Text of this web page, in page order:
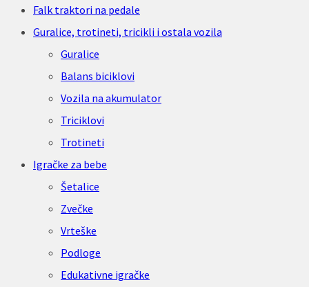
Falk traktori na pedale
Guralice, trotineti, tricikli i ostala vozila
Guralice
Balans biciklovi
Vozila na akumulator
Triciklovi
Trotineti
Igračke za bebe
Šetalice
Zvečke
Vrteške
Podloge
Edukativne igračke